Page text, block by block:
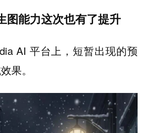
图能力这次也有了提升
AI 平台上，短暂出现的预
果。